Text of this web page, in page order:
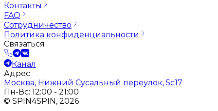
Контакты
FAQ
Сотрудничество
Политика конфиденциальности
Связаться
Канал
Адрес
Москва, Нижний Сусальный переулок, 5с17
Пн-Вс: 12:00 - 21:00
© SPIN4SPIN, 2026